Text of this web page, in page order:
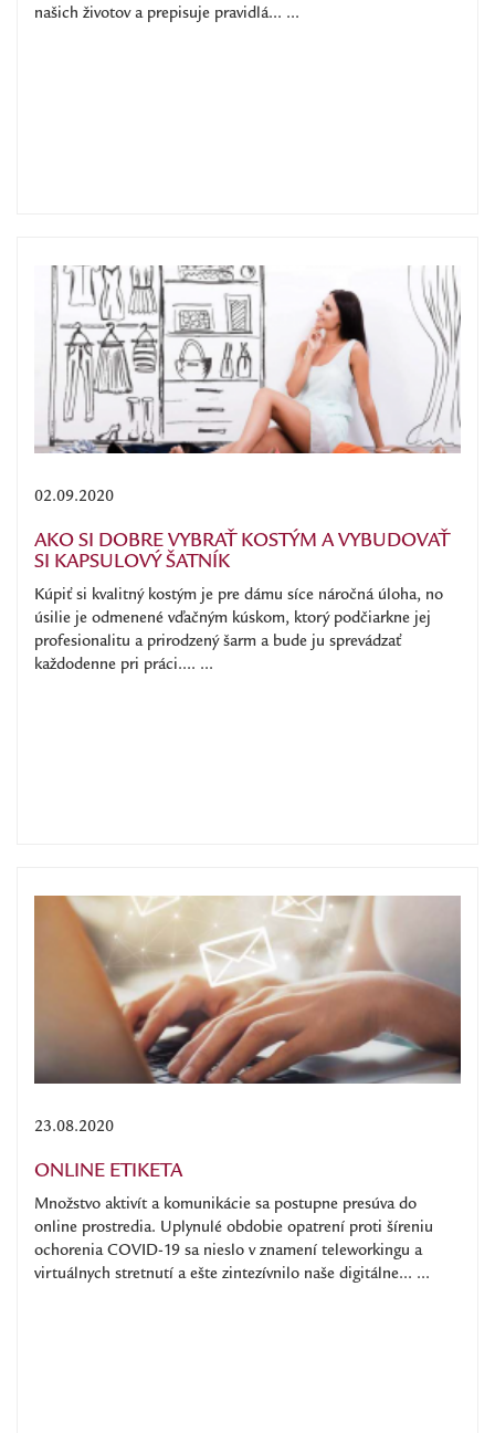
našich životov a prepisuje pravidlá... ...
02.09.2020
AKO SI DOBRE VYBRAŤ KOSTÝM A VYBUDOVAŤ
SI KAPSULOVÝ ŠATNÍK
Kúpiť si kvalitný kostým je pre dámu síce náročná úloha, no
úsilie je odmenené vďačným kúskom, ktorý podčiarkne jej
profesionalitu a prirodzený šarm a bude ju sprevádzať
každodenne pri práci.... ...
23.08.2020
ONLINE ETIKETA
Množstvo aktivít a komunikácie sa postupne presúva do
online prostredia. Uplynulé obdobie opatrení proti šíreniu
ochorenia COVID-19 sa nieslo v znamení teleworkingu a
virtuálnych stretnutí a ešte zintezívnilo naše digitálne... ...